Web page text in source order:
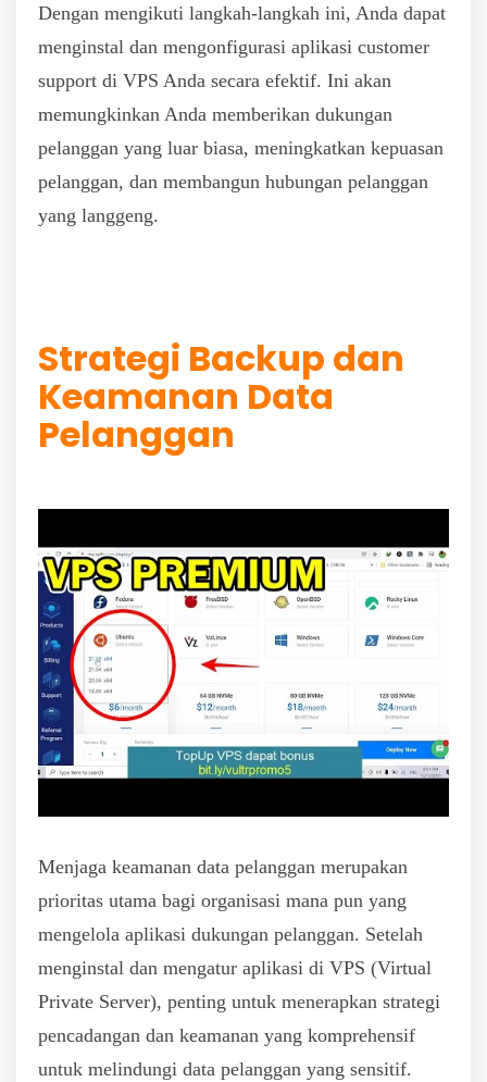
Dengan mengikuti langkah-langkah ini, Anda dapat
menginstal dan mengonfigurasi aplikasi customer
support di VPS Anda secara efektif. Ini akan
memungkinkan Anda memberikan dukungan
pelanggan yang luar biasa, meningkatkan kepuasan
pelanggan, dan membangun hubungan pelanggan
yang langgeng.
Strategi Backup dan
Keamanan Data
Pelanggan
Menjaga keamanan data pelanggan merupakan
prioritas utama bagi organisasi mana pun yang
mengelola aplikasi dukungan pelanggan. Setelah
menginstal dan mengatur aplikasi di VPS (Virtual
Private Server), penting untuk menerapkan strategi
pencadangan dan keamanan yang komprehensif
untuk melindungi data pelanggan yang sensitif.